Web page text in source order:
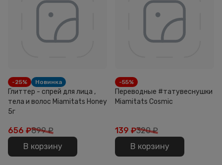
-25% Новинка
Глиттер - спрей для лица ,
тела и волос Miamitats Honey
5г
656 ₽899 ₽
В корзину
-55%
Переводные #татувеснушки
Miamitats Cosmic
139 ₽320 ₽
В корзину